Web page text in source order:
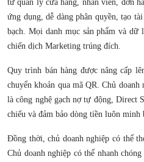
từ quản lý cửa hàng, nhân viên, đơn
ứng dụng, dễ dàng phân quyền, tạo
bạch. Mọi danh mục sản phẩm và
chiến dịch Marketing trúng đích.
Quy trình bán hàng được nâng cấp
chuyển khoản qua mã QR. Chủ
là công nghệ gạch nợ tự động, Direct
chiếu và đảm bảo dòng tiền luôn minh
Đồng thời, chủ doanh nghiệp có thể
Chủ doanh nghiệp có thể nhanh